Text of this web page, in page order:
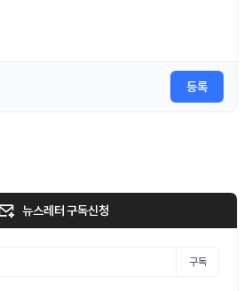
등록
뉴스레터 구독신청
구독